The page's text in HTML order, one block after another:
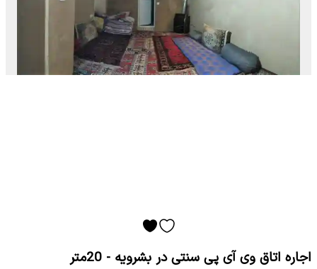
اجاره اتاق وی آی پی سنتی در بشرویه - 20متر